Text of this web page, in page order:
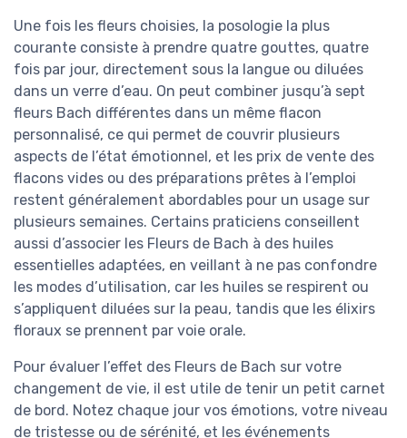
Une fois les fleurs choisies, la posologie la plus
courante consiste à prendre quatre gouttes, quatre
fois par jour, directement sous la langue ou diluées
dans un verre d’eau. On peut combiner jusqu’à sept
fleurs Bach différentes dans un même flacon
personnalisé, ce qui permet de couvrir plusieurs
aspects de l’état émotionnel, et les prix de vente des
flacons vides ou des préparations prêtes à l’emploi
restent généralement abordables pour un usage sur
plusieurs semaines. Certains praticiens conseillent
aussi d’associer les Fleurs de Bach à des huiles
essentielles adaptées, en veillant à ne pas confondre
les modes d’utilisation, car les huiles se respirent ou
s’appliquent diluées sur la peau, tandis que les élixirs
floraux se prennent par voie orale.
Pour évaluer l’effet des Fleurs de Bach sur votre
changement de vie, il est utile de tenir un petit carnet
de bord. Notez chaque jour vos émotions, votre niveau
de tristesse ou de sérénité, et les événements